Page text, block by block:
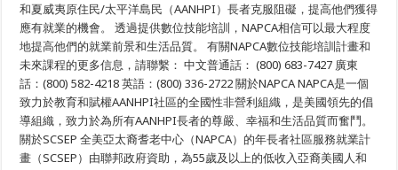
的
畢
業
典
禮
和夏威夷原住民/太平洋島民（AANHPI）長者克服阻礙，提高他們獲得
應有就業的機會。 透過提供數位技能培訓，NAPCA相信可以最大程度
地提高他們的就業前景和生活品質。 有關NAPCA數位技能培訓計畫和
未來課程的更多信息，請聯繫： 中文普通話： (800) 683-7427 廣東
話：(800) 582-4218 英語：(800) 336-2722 關於NAPCA NAPCA是一個
致力於教育和賦權AANHPI社區的全國性非營利組織，是美國領先的倡
導組織，致力於為所有AANHPI長者的尊嚴、幸福和生活品質而奮鬥。
關於SCSEP 全美亞太裔耆老中心（NAPCA）的年長者社區服務就業計
畫（SCSEP）由聯邦政府資助，為55歲及以上的低收入亞裔美國人和